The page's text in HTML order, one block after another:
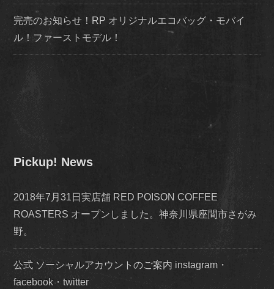
完売のお知らせ！RP オリジナルエコバッグ・モバイ
ル！ファーストモデル！
Pickup! News
2018年7月31日実店舗 RED POISON COFFEE
ROASTERS オープンしました。神奈川県座間市さがみ
野。
公式 ソーシャルアカウントのご案内 instagram・
facebook・twitter